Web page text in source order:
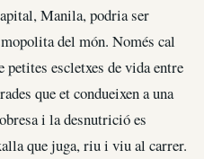
Manila, podria ser
del món. Només cal
petites escletxes de vida entre
que et condueixen a una
i la desnutrició es
que juga, riu i viu al carrer.